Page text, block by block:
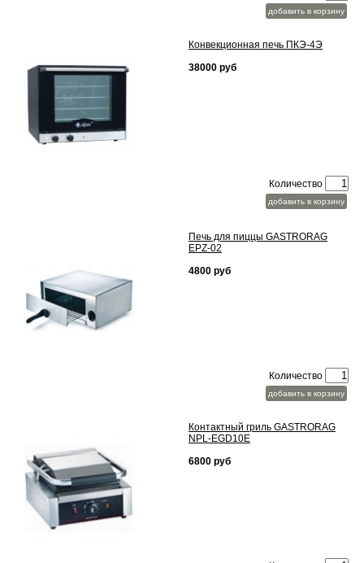
добавить в корзину
Конвекционная печь ПКЭ-4Э
38000 руб
Количество
добавить в корзину
Печь для пиццы GASTRORAG
EPZ-02
4800 руб
Количество
добавить в корзину
Контактный гриль GASTRORAG
NPL-EGD10E
6800 руб